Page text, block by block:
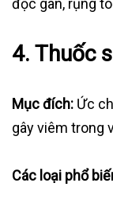
độc gan, rụng
4. Thuốc
Mục đích: Ức
gây viêm trong
Các loại phổ